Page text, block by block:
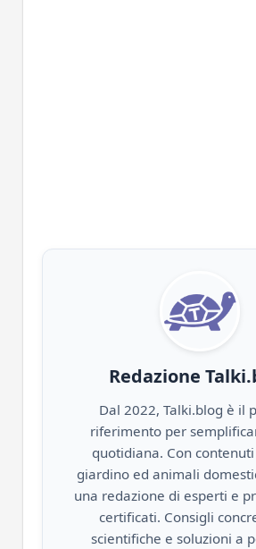
Redazione
Dal 2022, Talki.blog è il
riferimento per
quotidiana. Con contenuti
giardino ed animali
una redazione di esperti e
certificati. Consigli
scientifiche e soluzioni a